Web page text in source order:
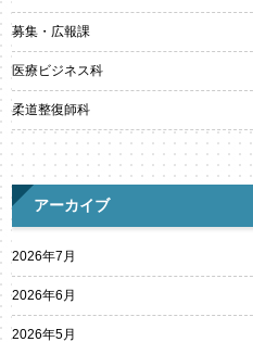
募集・広報課
医療ビジネス科
柔道整復師科
アーカイブ
2026年7月
2026年6月
2026年5月